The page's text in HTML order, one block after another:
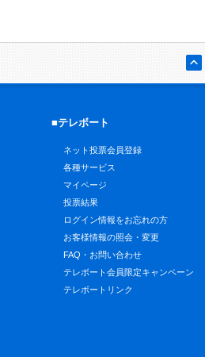
■テレボート
ネット投票会員登録
各種サービス
マイページ
投票結果
ログイン情報をお忘れの方
お客様情報の照会・変更
FAQ・お問い合わせ
テレボート会員限定キャンペーン
テレボートリンク